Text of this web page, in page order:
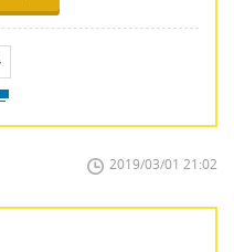
2019/03/01 21:02